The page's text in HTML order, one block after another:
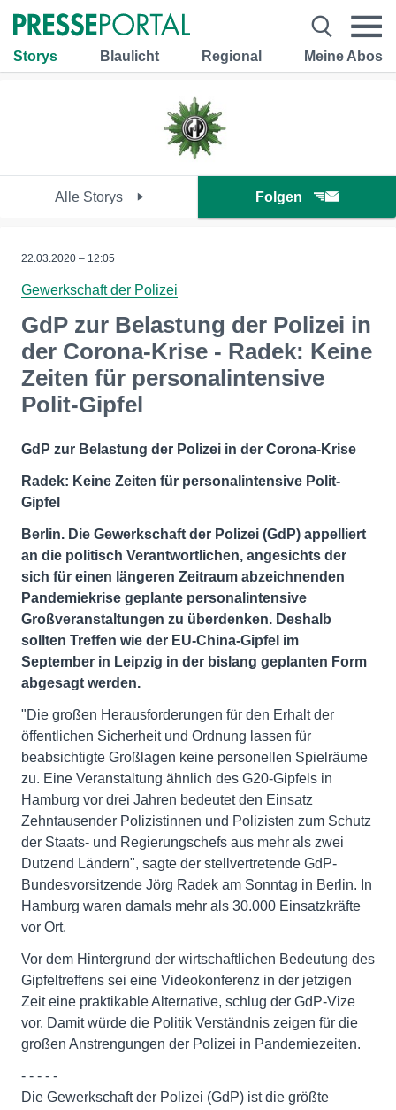
Storys Blaulicht Regional Meine Abos
Alle Storys Folgen
22.03.2020 – 12:05
Gewerkschaft der Polizei
GdP zur Belastung der Polizei in
der Corona-Krise - Radek: Keine
Zeiten für personalintensive
Polit-Gipfel
GdP zur Belastung der Polizei in der Corona-Krise
Radek: Keine Zeiten für personalintensive Polit-
Gipfel
Berlin. Die Gewerkschaft der Polizei (GdP) appelliert
an die politisch Verantwortlichen, angesichts der
sich für einen längeren Zeitraum abzeichnenden
Pandemiekrise geplante personalintensive
Großveranstaltungen zu überdenken. Deshalb
sollten Treffen wie der EU-China-Gipfel im
September in Leipzig in der bislang geplanten Form
abgesagt werden.
"Die großen Herausforderungen für den Erhalt der
öffentlichen Sicherheit und Ordnung lassen für
beabsichtigte Großlagen keine personellen Spielräume
zu. Eine Veranstaltung ähnlich des G20-Gipfels in
Hamburg vor drei Jahren bedeutet den Einsatz
Zehntausender Polizistinnen und Polizisten zum Schutz
der Staats- und Regierungschefs aus mehr als zwei
Dutzend Ländern", sagte der stellvertretende GdP-
Bundesvorsitzende Jörg Radek am Sonntag in Berlin. In
Hamburg waren damals mehr als 30.000 Einsatzkräfte
vor Ort.
Vor dem Hintergrund der wirtschaftlichen Bedeutung des
Gipfeltreffens sei eine Videokonferenz in der jetzigen
Zeit eine praktikable Alternative, schlug der GdP-Vize
vor. Damit würde die Politik Verständnis zeigen für die
großen Anstrengungen der Polizei in Pandemiezeiten.
- - - - -
Die Gewerkschaft der Polizei (GdP) ist die größte